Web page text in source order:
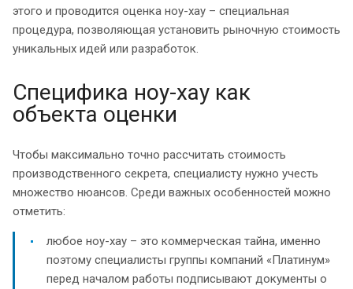
этого и проводится оценка ноу-хау – специальная
процедура, позволяющая установить рыночную стоимость
уникальных идей или разработок.
Специфика ноу-хау как
объекта оценки
Чтобы максимально точно рассчитать стоимость
производственного секрета, специалисту нужно учесть
множество нюансов. Среди важных особенностей можно
отметить:
любое ноу-хау – это коммерческая тайна, именно
поэтому специалисты группы компаний «Платинум»
перед началом работы подписывают документы о